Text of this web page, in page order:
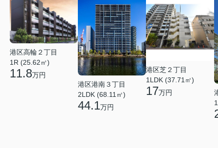
港区高輪２丁目
1R (25.62㎡)
11.8万円
港区港南３丁目
2LDK (68.11㎡)
44.1万円
港区芝２丁目
1LDK (37.71㎡)
17万円